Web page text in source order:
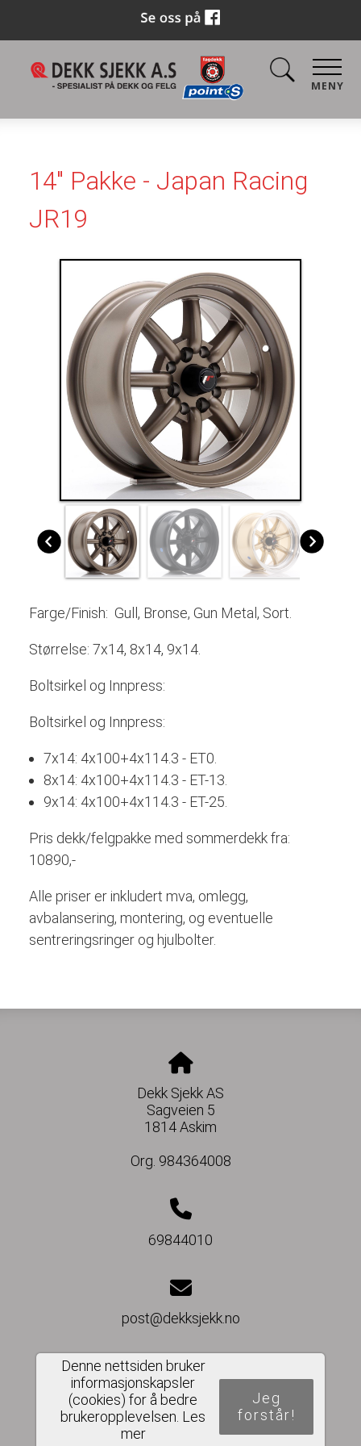
MENY
14" Pakke - Japan Racing
JR19
Farge/Finish: Gull, Bronse, Gun Metal, Sort.
Størrelse: 7x14, 8x14, 9x14.
Boltsirkel og Innpress:
Boltsirkel og Innpress:
7x14: 4x100+4x114.3 - ET0.
8x14: 4x100+4x114.3 - ET-13.
9x14: 4x100+4x114.3 - ET-25.
Pris dekk/felgpakke med sommerdekk fra:
10890,-
Alle priser er inkludert mva, omlegg,
avbalansering, montering, og eventuelle
sentreringsringer og hjulbolter.
Dekk Sjekk AS
Sagveien 5
1814 Askim
Org. 984364008
69844010
post@dekksjekk.no
Del nettside
Denne nettsiden bruker
informasjonskapsler
(cookies) for å bedre
brukeropplevelsen. Les
mer
Jeg
forstår!